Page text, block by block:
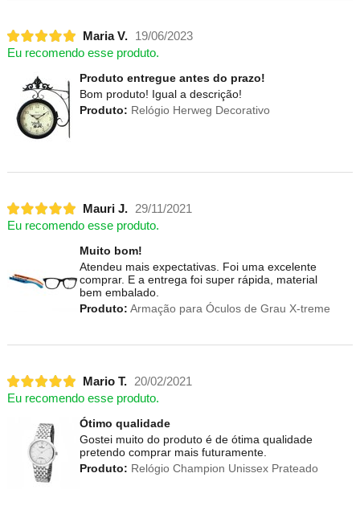
Maria V.
19/06/2023
Eu recomendo esse produto.
Produto entregue antes do prazo!
Bom produto! Igual a descrição!
Produto: Relógio Herweg Decorativo
Mauri J.
29/11/2021
Eu recomendo esse produto.
Muito bom!
Atendeu mais expectativas. Foi uma excelente
comprar. E a entrega foi super rápida, material
bem embalado.
Produto: Armação para Óculos de Grau X-treme
Mario T.
20/02/2021
Eu recomendo esse produto.
Ótimo qualidade
Gostei muito do produto é de ótima qualidade
pretendo comprar mais futuramente.
Produto: Relógio Champion Unissex Prateado